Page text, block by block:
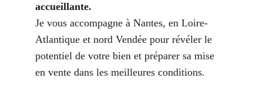
accueillante.
Je vous accompagne à Nantes, en Loire-
Atlantique et nord Vendée pour révéler le
potentiel de votre bien et préparer sa mise
en vente dans les meilleures conditions.